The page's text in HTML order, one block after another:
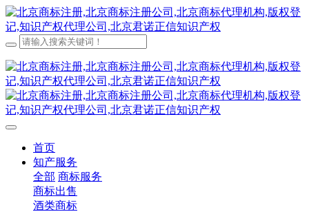
首页
知产服务
全部 商标服务
商标出售
酒类商标